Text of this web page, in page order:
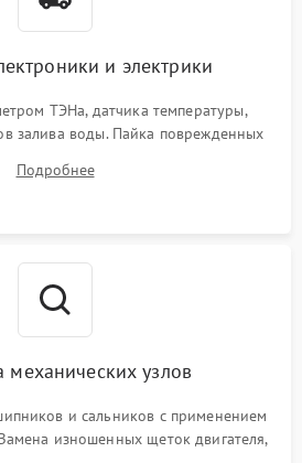
и электрики
ТЭНа, датчика температуры,
залива воды. Пайка поврежденных
проводки и контактов.
Подробнее
механических узлов
и сальников с применением
изношенных щеток двигателя,